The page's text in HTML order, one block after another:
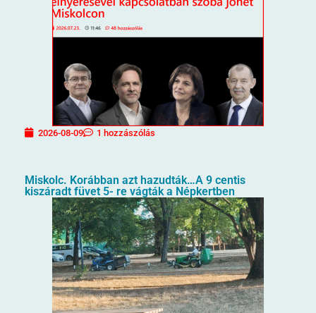
2026-08-09 1 hozzászólás
Miskolc. Korábban azt hazudták…A 9 centis
kiszáradt füvet 5- re vágták a Népkertben